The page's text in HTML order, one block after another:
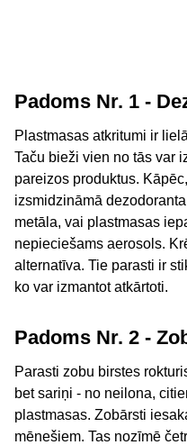
Padoms Nr. 1 -
Plastmasas atkritumi ir
Taču bieži vien no tās var
pareizos produktus.
izsmidzināmā
metāla, vai plastmasas
nepieciešams aerosols.
alternatīva. Tie parasti ir
ko var izmantot atkārtoti.
Padoms Nr. 2 -
Parasti zobu birstes
bet sariņi - no neilona,
plastmasas. Zobārsti
mēnešiem. Tas nozīmē